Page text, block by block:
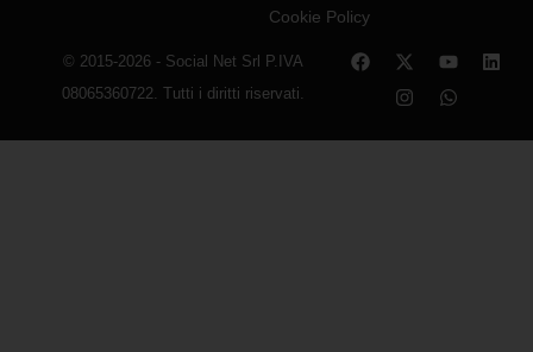
Cookie Policy
© 2015-2026 - Social Net Srl P.IVA
08065360722. Tutti i diritti riservati.